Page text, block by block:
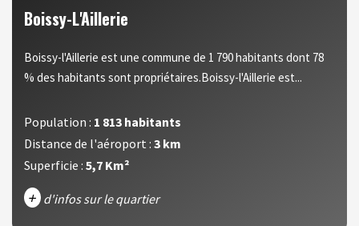
Boissy-L'Aillerie
Boissy-l'Aillerie est une commune de 1 790 habitants dont 78
% des habitants sont propriétaires.Boissy-l'Aillerie est...
Population : 1 813 habitants
Distance de l'aéroport : 3 km
Superficie : 5,7 Km²
+ d'infos sur le quartier